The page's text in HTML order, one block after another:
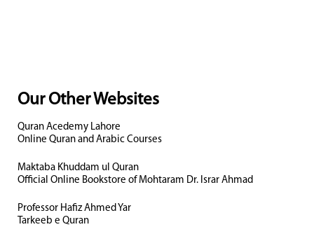
Our Other Websites
Quran Acedemy Lahore
Online Quran and Arabic Courses
Maktaba Khuddam ul Quran
Official Online Bookstore of Mohtaram Dr. Israr Ahmad
Professor Hafiz Ahmed Yar
Tarkeeb e Quran